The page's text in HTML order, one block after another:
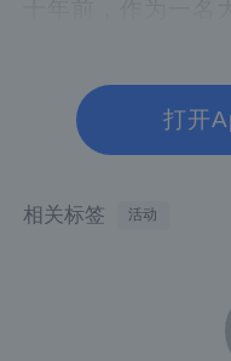
网。偶然间被编程
之后在网络上寻找
平台中选择了慕课
从慕课网学员到社
但找不到系统的学
课网分享自身多年
打开
相关标签 活动